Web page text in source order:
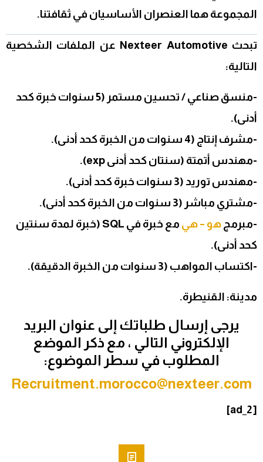
المجموعة هما العنصران الأساسيان في ثقافتنا.
تبحث Nexteer Automotive عن الملفات الشخصية
التالية:
-منسق صناعي / تحسين مستمر (5 سنوات خبرة كحد
أدنى).
-مشرف إنتاج (4 سنوات من الخبرة كحد أدنى).
-مهندس أتمتة (سنتان كحد أدنى exp).
-مهندس توريد (3 سنوات خبرة كحد أدنى).
-مشتري مباشر (3 سنوات من الخبرة كحد أدنى).
-مبرمج هو – هي
مع خبرة في SQL (خبرة لمدة سنتين
كحد أدنى).
-اكتساب المواهب (3 سنوات من الخبرة الدقيقة).
مدينة: القنيطرة.
يرجى إرسال طلباتك إلى عنوان البريد
الإلكتروني التالي ، مع ذكر الموضع
المطلوب في سطر الموضوع:
Recruitment.morocco@nexteer.com
[ad_2]